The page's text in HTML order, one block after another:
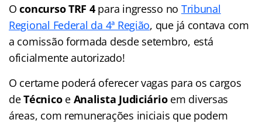
Oconcurso TRF 4para ingresso no Tribunal
Regional Federal da 4ª Região, que já contava com
a comissão formada desde setembro, está
oficialmente autorizado!
O certame poderá oferecer vagas para os cargos
deTécnicoe Analista Judiciárioem diversas
áreas, com remunerações iniciais que podem